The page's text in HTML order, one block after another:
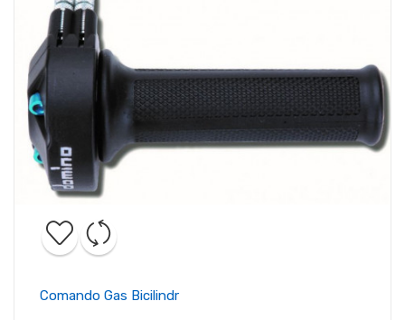
Comando Gas Bicilindr